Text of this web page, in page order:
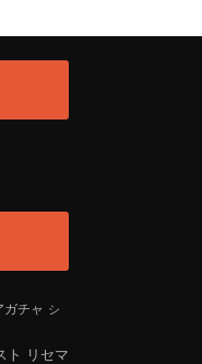
ガチャ シ
ト リセマ